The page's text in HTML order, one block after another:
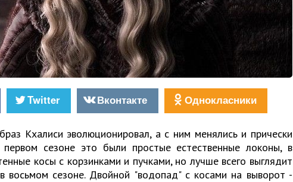
Twitter Вконтакте Однокласники
Кхалиси эволюционировал, а с ним менялись и прически
сезоне это были простые естественные локоны, в
косы с корзинками и пучками, но лучше всего выглядит
восьмом сезоне. Двойной "водопад" с косами на выворот -